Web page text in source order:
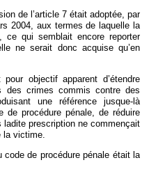
de l’article 7 était adoptée, par
2004, aux termes de laquelle la
qui semblait encore reporter
ne serait donc acquise qu’en
objectif apparent d’étendre
des crimes commis contre des
une référence jusque-là
procédure pénale, de réduire
prescription ne commençait
la victime.
code de procédure pénale était la